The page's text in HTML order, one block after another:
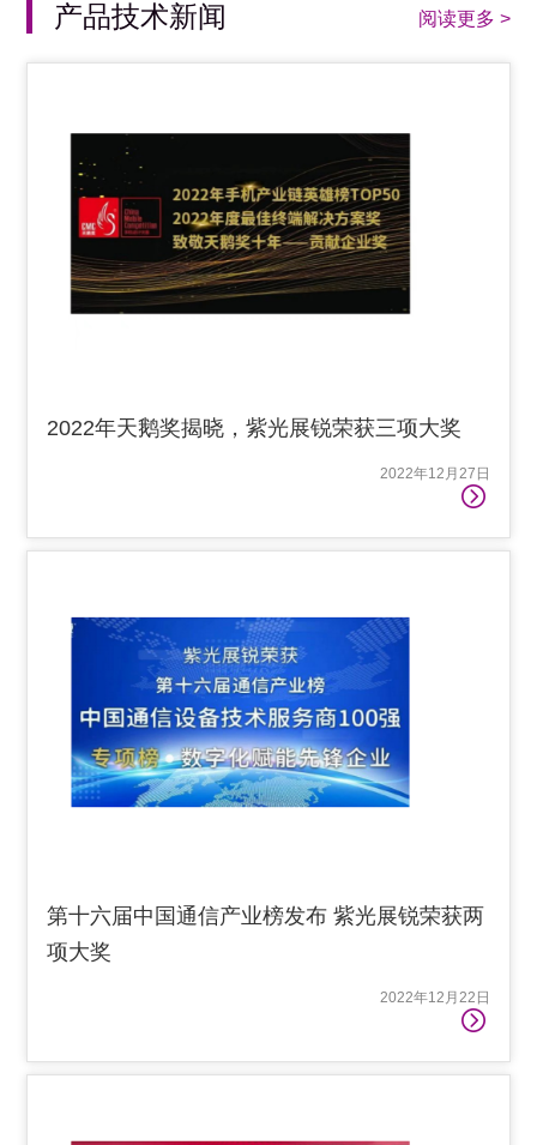
产品技术新闻 阅读更多 >
2022年天鹅奖揭晓，紫光展锐荣获三项大奖
2022年12月27日
第十六届中国通信产业榜发布 紫光展锐荣获两
项大奖
2022年12月22日